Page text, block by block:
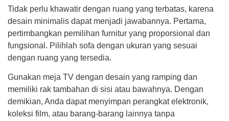
Tidak perlu khawatir dengan ruang yang terbatas, karena
desain minimalis dapat menjadi jawabannya. Pertama,
pertimbangkan pemilihan furnitur yang proporsional dan
fungsional. Pilihlah sofa dengan ukuran yang sesuai
dengan ruang yang tersedia.
Gunakan meja TV dengan desain yang ramping dan
memiliki rak tambahan di sisi atau bawahnya. Dengan
demikian, Anda dapat menyimpan perangkat elektronik,
koleksi film, atau barang-barang lainnya tanpa